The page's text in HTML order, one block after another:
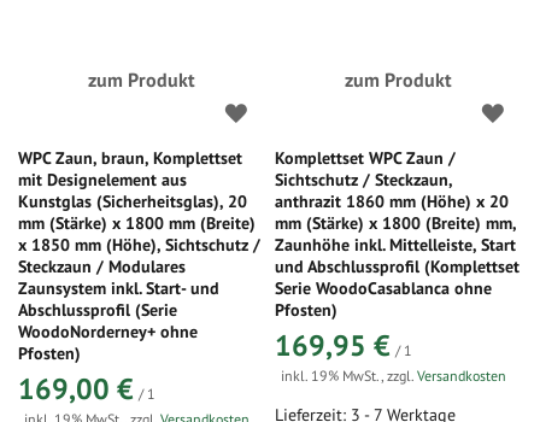
zum Produkt
WPC Zaun, braun, Komplettset
mit Designelement aus
Kunstglas (Sicherheitsglas), 20
mm (Stärke) x 1800 mm (Breite)
x 1850 mm (Höhe), Sichtschutz /
Steckzaun / Modulares
Zaunsystem inkl. Start- und
Abschlussprofil (Serie
WoodoNorderney+ ohne
Pfosten)
169,00 € / 1
zum Produkt
Komplettset WPC Zaun /
Sichtschutz / Steckzaun,
anthrazit 1860 mm (Höhe) x 20
mm (Stärke) x 1800 (Breite) mm,
Zaunhöhe inkl. Mittelleiste, Start
und Abschlussprofil (Komplettset
Serie WoodoCasablanca ohne
Pfosten)
169,95 € / 1
inkl. 19% MwSt.,zzgl.Versandkosten
Lieferzeit: 3 - 7 Werktage